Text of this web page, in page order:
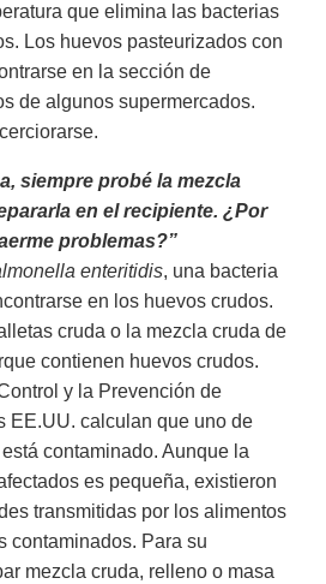
que elimina las bacterias
Los huevos pasteurizados con
en la sección de
de algunos supermercados.
siempre probé la mezcla
en el recipiente. ¿Por
problemas?”
enteritidis, una bacteria
en los huevos crudos.
cruda o la mezcla cruda de
contienen huevos crudos.
y la Prevención de
EE.UU. calculan que uno de
contaminado. Aunque la
es pequeña, existieron
transmitidas por los alimentos
contaminados. Para su
mezcla cruda, relleno o masa